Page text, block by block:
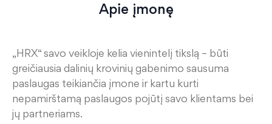
Apie įmonę
„HRX“ savo veikloje kelia vienintelį tikslą – būti
greičiausia dalinių krovinių gabenimo sausuma
paslaugas teikiančia įmone ir kartu kurti
nepamirštamą paslaugos pojūtį savo klientams bei
jų partneriams.